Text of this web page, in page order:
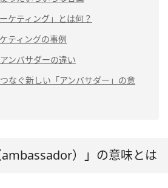
ケティング」とは何？
ティングの事例
ンバサダーの違い
なぐ新しい「アンバサダー」の意
ambassador）」の意味とは